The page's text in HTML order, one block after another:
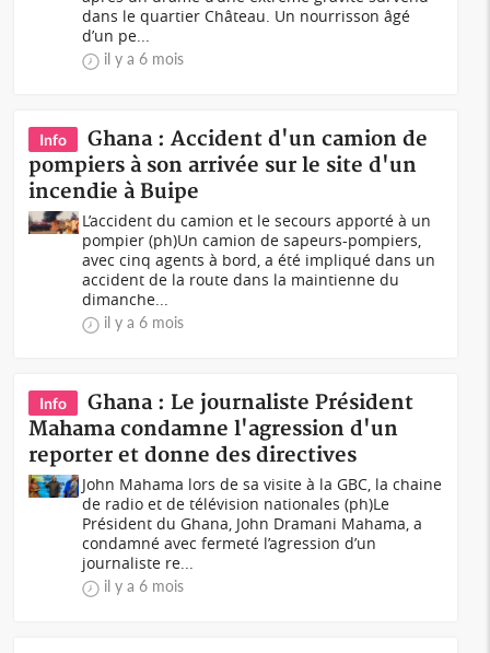
dans le quartier Château. Un nourrisson âgé
d’un pe...
il y a 6 mois
Info
Ghana : Accident d'un camion de
pompiers à son arrivée sur le site d'un
incendie à Buipe
L’accident du camion et le secours apporté à un
pompier (ph)Un camion de sapeurs-pompiers,
avec cinq agents à bord, a été impliqué dans un
accident de la route dans la maintienne du
dimanche...
il y a 6 mois
Info
Ghana : Le journaliste Président
Mahama condamne l'agression d'un
reporter et donne des directives
John Mahama lors de sa visite à la GBC, la chaine
de radio et de télévision nationales (ph)Le
Président du Ghana, John Dramani Mahama, a
condamné avec fermeté l’agression d’un
journaliste re...
il y a 6 mois